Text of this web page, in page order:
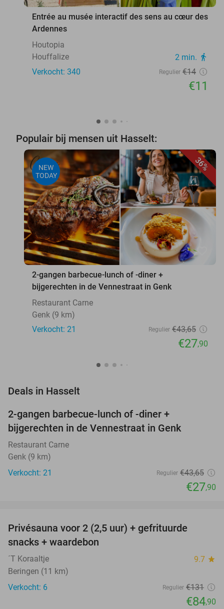
Entrée au musée interactif des sens au cœur des
Ardennes
Houtopia
Houffalize
2 min. directions_walk
Verkocht: 340 Regulier €14
€11
Populair bij mensen uit Hasselt:
36%
NEW
TODAY
favorite_border
2-gangen barbecue-lunch of -diner +
bijgerechten in de Vennestraat in Genk
Restaurant Carne
Genk (9 km)
Verkocht: 21
Regulier €43,65
€27,90
Deals in Hasselt
NEW
TODAY
2-gangen barbecue-lunch of -diner +
bijgerechten in de Vennestraat in Genk
Restaurant Carne
Genk (9 km)
Verkocht: 21
Regulier €43,65
€27,90
TODAY
Privésauna voor 2 (2,5 uur) + gefrituurde
snacks + waardebon
´T Koraaltje 9.7 star
Beringen (11 km)
Verkocht: 6
Regulier €131
€84,90